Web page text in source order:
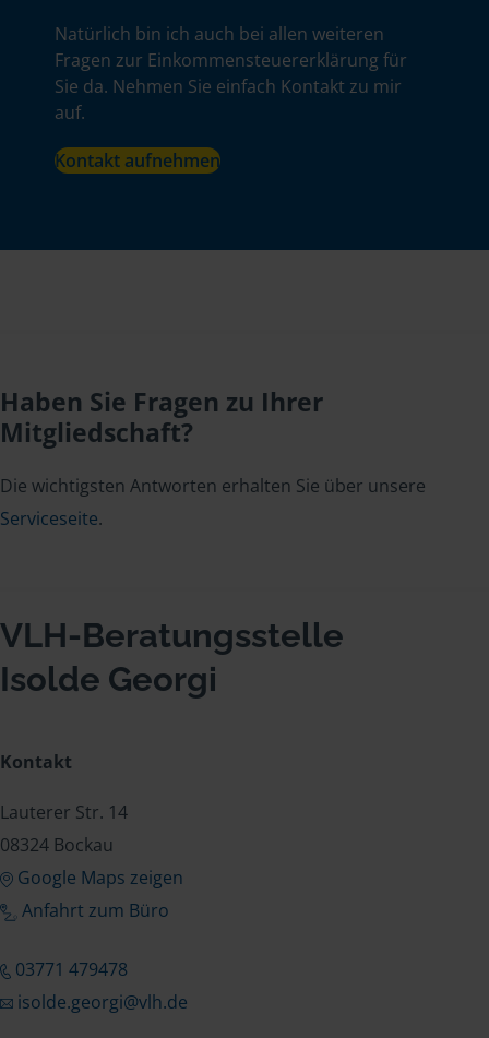
Natürlich bin ich auch bei allen weiteren
Fragen zur Einkommensteuererklärung für
Sie da. Nehmen Sie einfach Kontakt zu mir
auf.
Kontakt aufnehmen
Haben Sie Fragen zu Ihrer
Mitgliedschaft?
Die wichtigsten Antworten erhalten Sie über unsere
Serviceseite.
VLH-Beratungsstelle
Isolde Georgi
Kontakt
Lauterer Str. 14
08324 Bockau
Google Maps zeigen
Anfahrt zum Büro
03771 479478
isolde.georgi@vlh.de